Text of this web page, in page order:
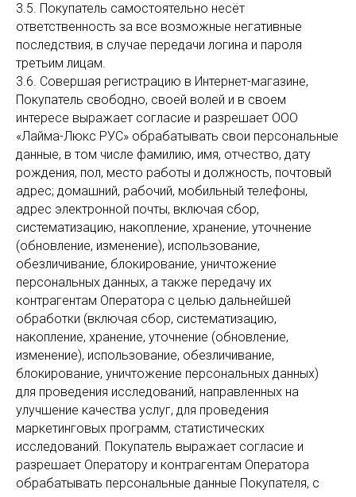
3.5. Покупатель самостоятельно несёт
ответственность за все возможные негативные
последствия, в случае передачи логина и пароля
третьим лицам.
3.6. Совершая регистрацию в Интернет-магазине,
Покупатель свободно, своей волей и в своем
интересе выражает согласие и разрешает ООО
«Лайма-Люкс РУС» обрабатывать свои персональные
данные, в том числе фамилию, имя, отчество, дату
рождения, пол, место работы и должность, почтовый
адрес; домашний, рабочий, мобильный телефоны,
адрес электронной почты, включая сбор,
систематизацию, накопление, хранение, уточнение
(обновление, изменение), использование,
обезличивание, блокирование, уничтожение
персональных данных, а также передачу их
контрагентам Оператора с целью дальнейшей
обработки (включая сбор, систематизацию,
накопление, хранение, уточнение (обновление,
изменение), использование, обезличивание,
блокирование, уничтожение персональных данных)
для проведения исследований, направленных на
улучшение качества услуг, для проведения
маркетинговых программ, статистических
исследований. Покупатель выражает согласие и
разрешает Оператору и контрагентам Оператора
обрабатывать персональные данные Покупателя, с